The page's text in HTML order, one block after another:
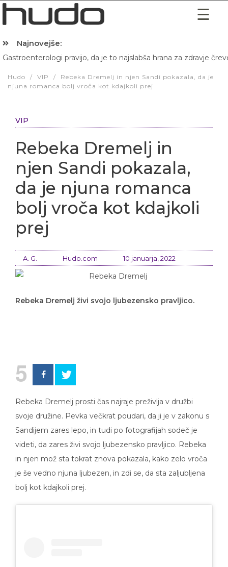
Najnovejše:
Gastroenterologi pravijo, da je to najslabša hrana za zdravje
Hudo / VIP /
Rebeka Dremelj in njen Sandi pokazala, da je
njuna romanca bolj vroča kot kdajkoli prej
VIP
Rebeka Dremelj in
njen Sandi pokazala,
da je njuna romanca
bolj vroča kot kdajkoli
prej
A. G. Hudo.com 10 januarja, 2022
Rebeka Dremelj živi svojo ljubezensko pravljico.
5
Rebeka Dremelj prosti čas najraje preživlja v družbi
svoje družine. Pevka večkrat poudari, da ji je v zakonu s
Sandijem zares lepo, in tudi po fotografijah sodeč je
videti, da zares živi svojo ljubezensko pravljico. Rebeka
in njen mož sta tokrat znova pokazala, kako zelo vroča
je še vedno njuna ljubezen, in zdi se, da sta zaljubljena
bolj kot kdajkoli prej.